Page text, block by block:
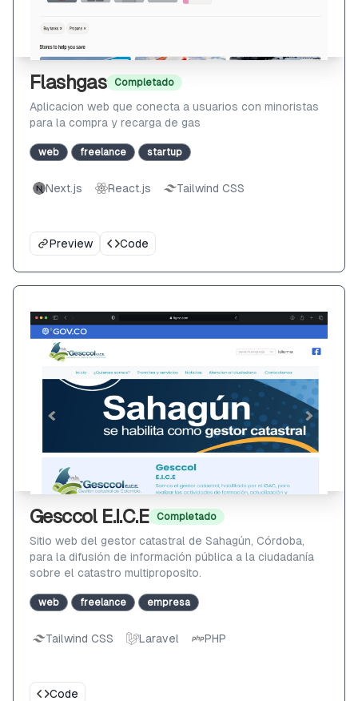
Flashgas Completado
Aplicacion web que conecta a usuarios con minoristas
para la compra y recarga de gas
web freelance startup
Next.js React.js Tailwind CSS
Preview Code
Gesccol E.I.C.E Completado
Sitio web del gestor catastral de Sahagún, Córdoba,
para la difusión de información pública a la ciudadanía
sobre el catastro multiproposito.
web freelance empresa
Tailwind CSS Laravel PHP
Code